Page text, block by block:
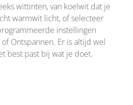
wittinten, van koelwit dat je
warmwit licht, of selecteer
instellingen
Ontspannen. Er is altijd wel
best past bij wat je doet.